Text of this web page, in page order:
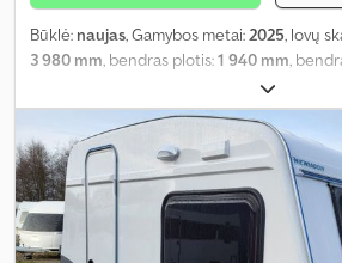
Būklė: naujas, Gamybos metai:2025, lovų
3 980 mm, bendras plotis:1 940 mm,
, bendras svoris:
autonominis šildytuvas, vonios kambarys,